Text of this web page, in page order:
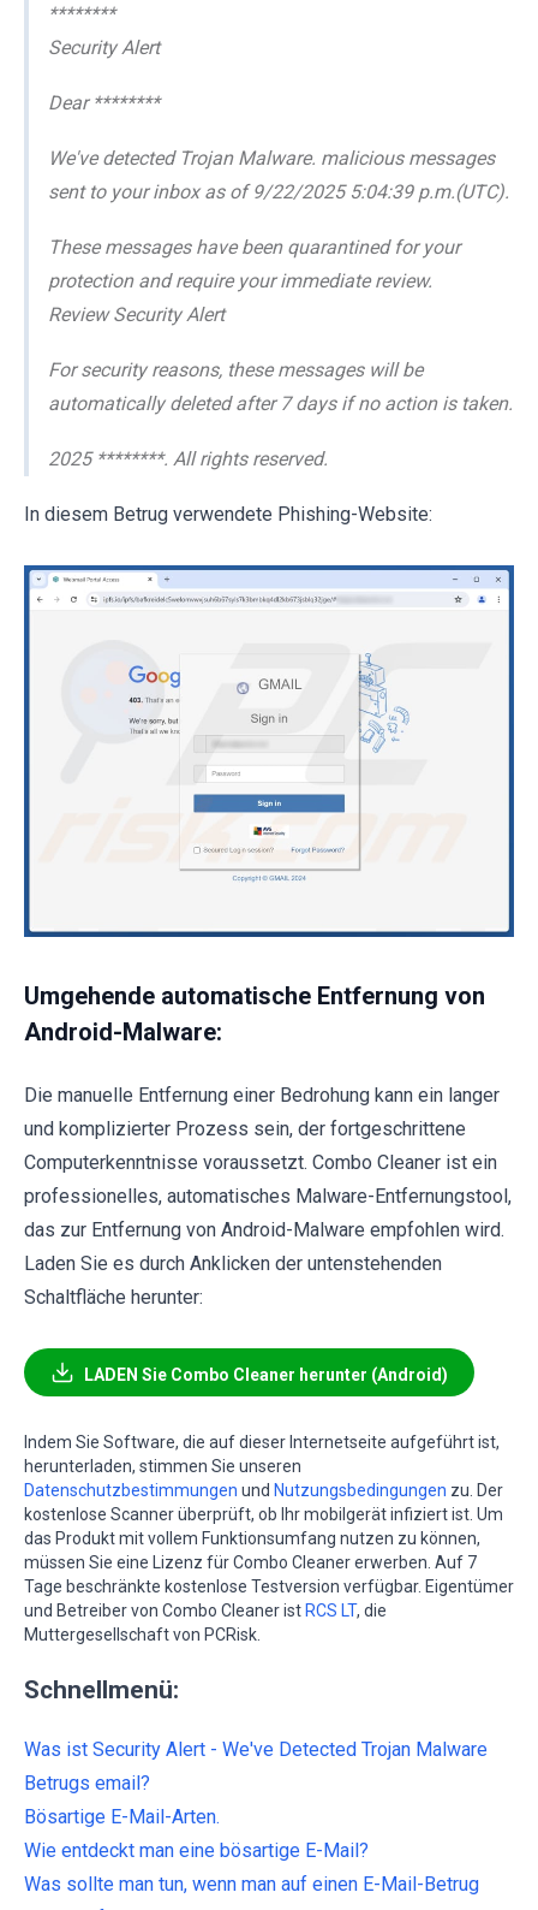
********
Security Alert
Dear ********
We've detected Trojan Malware. malicious messages
sent to your inbox as of 9/22/2025 5:04:39 p.m.(UTC).
These messages have been quarantined for your
protection and require your immediate review.
Review Security Alert
For security reasons, these messages will be
automatically deleted after 7 days if no action is taken.
2025 ********. All rights reserved.
In diesem Betrug verwendete Phishing-Website:
Umgehende automatische Entfernung von
Android-Malware:
Die manuelle Entfernung einer Bedrohung kann ein langer
und komplizierter Prozess sein, der fortgeschrittene
Computerkenntnisse voraussetzt. Combo Cleaner ist ein
professionelles, automatisches Malware-Entfernungstool,
das zur Entfernung von Android-Malware empfohlen wird.
Laden Sie es durch Anklicken der untenstehenden
Schaltfläche herunter:
LADEN Sie Combo Cleaner herunter (Android)
Indem Sie Software, die auf dieser Internetseite aufgeführt ist,
herunterladen, stimmen Sie unseren
Datenschutzbestimmungen und Nutzungsbedingungen zu. Der
kostenlose Scanner überprüft, ob Ihr mobilgerät infiziert ist. Um
das Produkt mit vollem Funktionsumfang nutzen zu können,
müssen Sie eine Lizenz für Combo Cleaner erwerben. Auf 7
Tage beschränkte kostenlose Testversion verfügbar. Eigentümer
und Betreiber von Combo Cleaner ist RCS LT, die
Muttergesellschaft von PCRisk.
Schnellmenü:
Was ist Security Alert - We've Detected Trojan Malware
Betrugs email?
Bösartige E-Mail-Arten.
Wie entdeckt man eine bösartige E-Mail?
Was sollte man tun, wenn man auf einen E-Mail-Betrug